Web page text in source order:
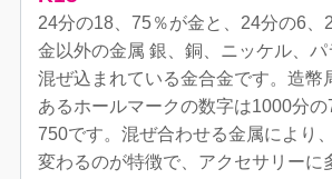
24分の18、75％が金と、24分の6、
金以外の金属 銀、銅、ニッケル、
混ぜ込まれている金合金です。造幣
あるホールマークの数字は1000分
750です。混ぜ合わせる金属により
変わるのが特徴で、アクセサリーに